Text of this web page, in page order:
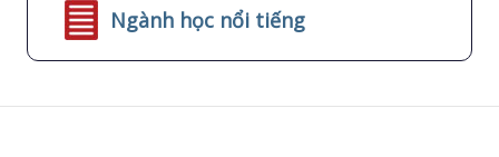
Ngành học nổi tiếng